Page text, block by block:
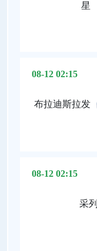
星
08-12 02:15
布拉迪斯拉发
08-12 02:15
采列